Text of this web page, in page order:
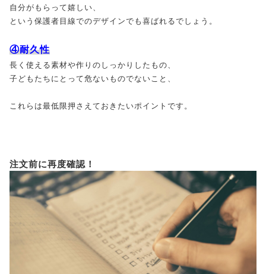
自分がもらって嬉しい、
という保護者目線でのデザインでも喜ばれるでしょう。
④耐久性
長く使える素材や作りのしっかりしたもの、
子どもたちにとって危ないものでないこと、
これらは最低限押さえておきたいポイントです。
注文前に再度確認！